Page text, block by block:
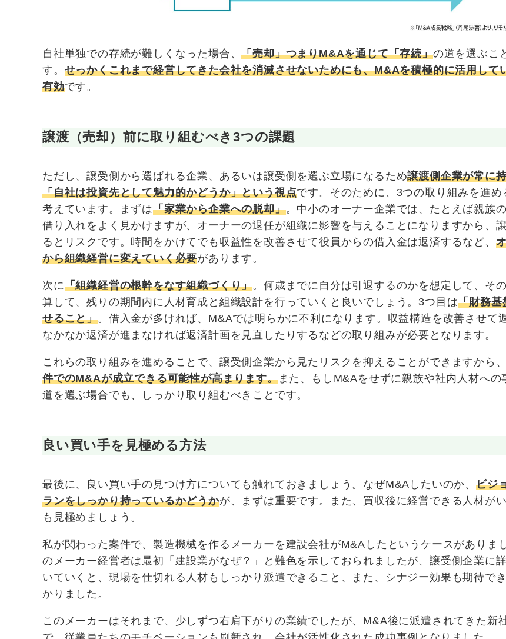
自社単独での存続が難しくなった場合、「売却」つまりM&Aを通じて「存続」の道を選ぶこ
す。 せっかくこれまで経営してきた会社を消滅させないためにも、M&Aを積極的に活用して
有効です。
譲渡（売却）前に取り組むべき3つの課題
ただし、譲受側から選ばれる企業、あるいは譲受側を選ぶ立場になるため譲渡側企業が常に
「自社は投資先として魅力的かどうか」という視点です。そのために、3つの取り組みを進め
考えています。まずは「家業から企業への脱却」。中小のオーナー企業では、たとえば親族
借り入れをよく見かけますが、オーナーの退任が組織に影響を与えることになりますから、
るとリスクです。時間をかけてでも収益性を改善させて役員からの借入金は返済するなど、
から組織経営に変えていく必要があります。
次に「組織経営の根幹をなす組織づくり」。何歳までに自分は引退するのかを想定して、そ
算して、残りの期間内に人材育成と組織設計を行っていくと良いでしょう。3つ目は「財務基
せること」。借入金が多ければ、M&Aでは明らかに不利になります。収益構造を改善させて
なかなか返済が進まなければ返済計画を見直したりするなどの取り組みが必要となります。
これらの取り組みを進めることで、譲受側企業から見たリスクを抑えることができますから、
件でのM&Aが成立できる可能性が高まります。また、もしM&Aをせずに親族や社内人材への
道を選ぶ場合でも、しっかり取り組むべきことです。
良い買い手を見極める方法
最後に、良い買い手の見つけ方についても触れておきましょう。なぜM&Aしたいのか、 ビジ
ランをしっかり持っているかどうかが、まずは重要です。また、買収後に経営できる人材が
も見極めましょう。
私が関わった案件で、製造機械を作るメーカーを建設会社がM&Aしたというケースがありま
のメーカー経営者は最初「建設業がなぜ？」と難色を示しておられましたが、譲受側企業に
いていくと、現場を仕切れる人材もしっかり派遣できること、また、シナジー効果も期待で
かりました。
このメーカーはそれまで、少しずつ右肩下がりの業績でしたが、M&A後に派遣されてきた新